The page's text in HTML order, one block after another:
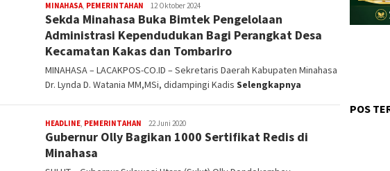
MINAHASA, PEMERINTAHAN Redaksi
12 Oktober 2024
Sekda Minahasa Buka Bimtek Pengelolaan
Administrasi Kependudukan Bagi Perangkat Desa
Kecamatan Kakas dan Tombariro
MINAHASA – LACAKPOS-CO.ID – Sekretaris Daerah Kabupaten Minahasa
Dr. Lynda D. Watania MM,MSi, didampingi Kadis Selengkapnya
HEADLINE, PEMERINTAHAN Editor
22 Juni 2020
Gubernur Olly Bagikan 1000 Sertifikat Redis di
Minahasa
POS